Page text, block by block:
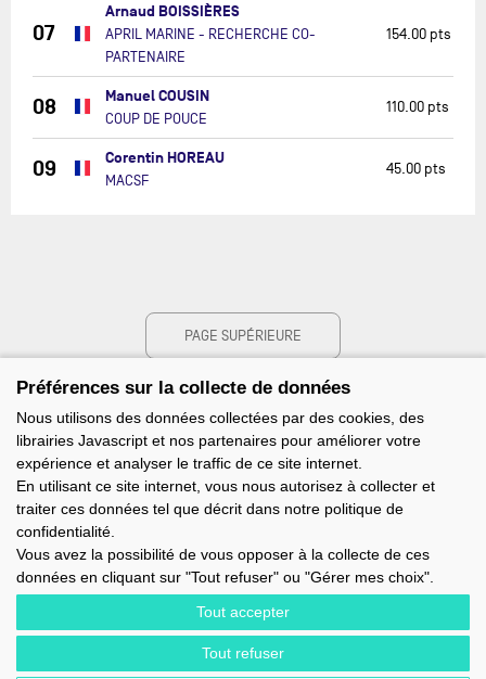
07
Arnaud BOISSIÈRES
APRIL MARINE - RECHERCHE CO-
PARTENAIRE
154.00 pts
08 Manuel COUSIN
COUP DE POUCE
110.00 pts
09 Corentin HOREAU
MACSF
45.00 pts
PAGE SUPÉRIEURE
IMOCA - 1 TERRE-PLEIN DU SOUS-MARIN PAPIN - 56100 LORIENT -
Préférences sur la collecte de données
Nous utilisons des données collectées par des cookies, des
librairies Javascript et nos partenaires pour améliorer votre
expérience et analyser le traffic de ce site internet.
En utilisant ce site internet, vous nous autorisez à collecter et
traiter ces données tel que décrit dans notre politique de
confidentialité.
Vous avez la possibilité de vous opposer à la collecte de ces
données en cliquant sur "Tout refuser" ou "Gérer mes choix".
Tout accepter
Tout refuser